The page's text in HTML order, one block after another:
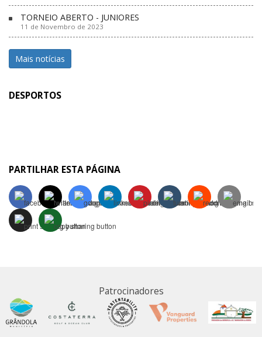
TORNEIO ABERTO - JUNIORES
11 de Novembro de 2023
Mais notícias
DESPORTOS
PARTILHAR ESTA PÁGINA
Patrocinadores